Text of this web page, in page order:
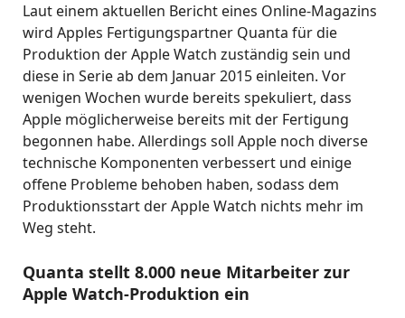
Laut einem aktuellen Bericht eines Online-Magazins
wird Apples Fertigungspartner Quanta für die
Produktion der Apple Watch zuständig sein und
diese in Serie ab dem Januar 2015 einleiten. Vor
wenigen Wochen wurde bereits spekuliert, dass
Apple möglicherweise bereits mit der Fertigung
begonnen habe. Allerdings soll Apple noch diverse
technische Komponenten verbessert und einige
offene Probleme behoben haben, sodass dem
Produktionsstart der Apple Watch nichts mehr im
Weg steht.
Quanta stellt 8.000 neue Mitarbeiter zur
Apple Watch-Produktion ein